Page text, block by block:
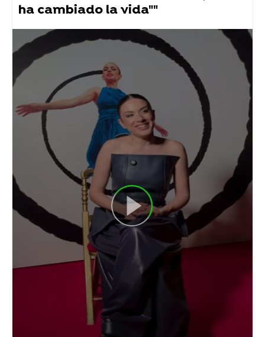
ha cambiado la vida""